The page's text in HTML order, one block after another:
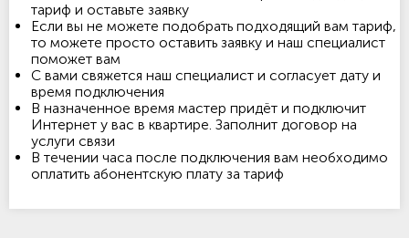
тариф и оставьте заявку
Если вы не можете подобрать подходящий вам тариф,
то можете просто оставить заявку и наш специалист
поможет вам
С вами свяжется наш специалист и согласует дату и
время подключения
В назначенное время мастер придёт и подключит
Интернет у вас в квартире. Заполнит договор на
услуги связи
В течении часа после подключения вам необходимо
оплатить абонентскую плату за тариф